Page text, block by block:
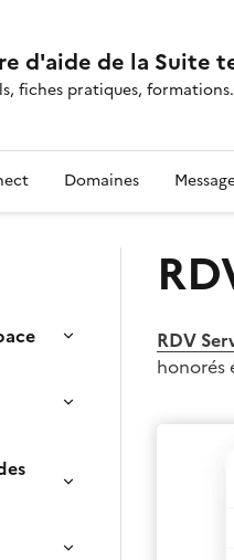
d'aide de la Suite
fiches pratiques, formations.
Domaines
RDV
honorés